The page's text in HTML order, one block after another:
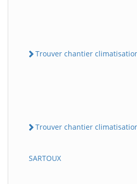
Trouver chantier
Trouver chantier
SARTOUX